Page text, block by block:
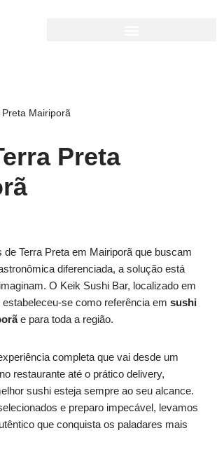
Mairiporã
Preta
de Terra Preta em Mairiporã que buscam
diferenciada, a solução está
O Keik Sushi Bar, localizado em
se como referência em sushi
e para toda a região.
completa que vai desde um
restaurante até o prático delivery,
sushi esteja sempre ao seu alcance.
e preparo impecável, levamos
que conquista os paladares mais